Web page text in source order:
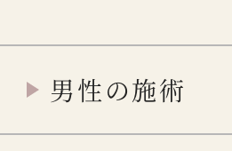
男性の施術